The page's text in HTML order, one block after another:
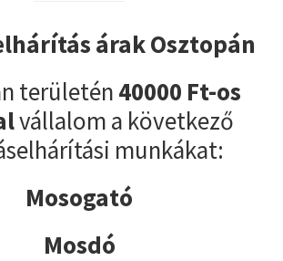
árak Osztopán
területén 40000 Ft-os
vállalom a következő
munkákat:
Mosogató
Mosdó